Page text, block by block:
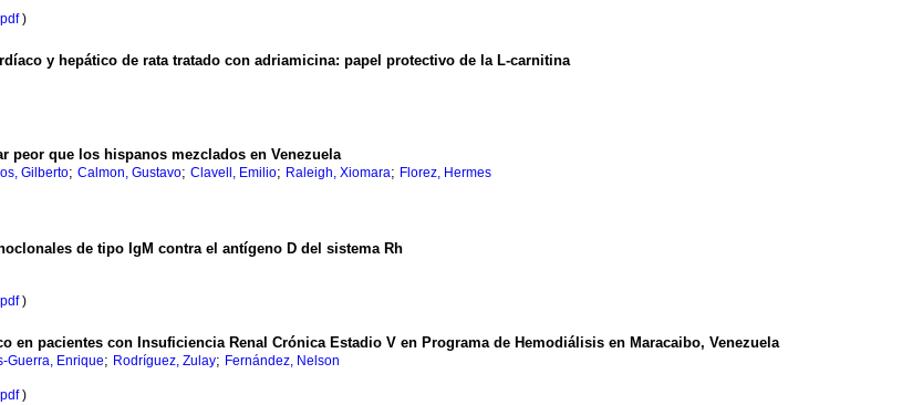
pdf)
y hepático de rata tratado con adriamicina: papel protectivo de la L-carnitina
peor que los hispanos mezclados en Venezuela
Gilberto; Calmon, Gustavo; Clavell, Emilio; Raleigh, Xiomara; Florez, Hermes
de tipo IgM contra el antígeno D del sistema Rh
pdf)
pacientes con Insuficiencia Renal Crónica Estadio V en Programa de Hemodiálisis en Maracaibo, Venezuela
Guerra, Enrique; Rodríguez, Zulay; Fernández, Nelson
pdf)